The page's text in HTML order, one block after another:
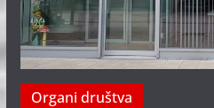
Organi društva